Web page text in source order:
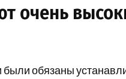
очень
были обязаны